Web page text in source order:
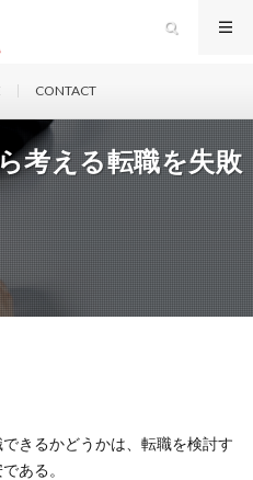
CONTACT
考える転職を失敗
きるかどうかは、転職を検討す
ある。